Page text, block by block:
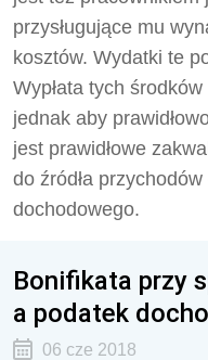
przysługujące mu
kosztów. Wydatki te
Wypłata tych
jednak aby
jest prawidłowe
do źródła
dochodowego.
Bonifikata przy
a podatek
06 cze 2018